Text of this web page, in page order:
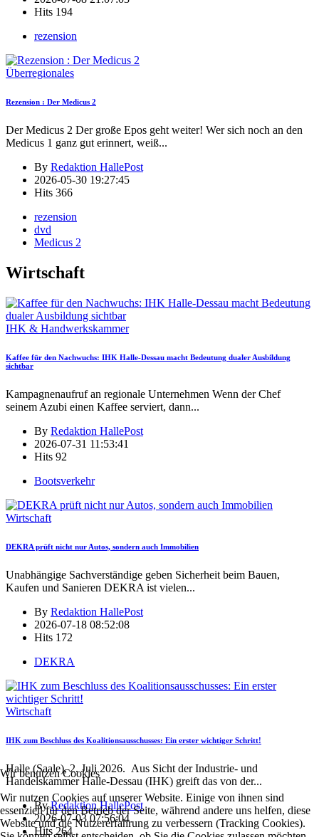
Hits 194
rezension
Überregionales
Rezension : Der Medicus 2
Der Medicus 2 Der große Epos geht weiter! Wer sich noch an den
Medicus 1 ganz gut erinnert, weiß...
By Redaktion HallePost
2026-05-30 19:27:45
Hits 366
rezension
dvd
Medicus 2
Wirtschaft
IHK & Handwerkskammer
Kaffee für den Nachwuchs: IHK Halle-Dessau macht Bedeutung dualer Ausbildung
sichtbar
Kampagnenaufruf an regionale Unternehmen Wenn der Chef
seinem Azubi einen Kaffee serviert, dann...
By Redaktion HallePost
2026-07-31 11:53:41
Hits 92
Bootsverkehr
Wirtschaft
DEKRA prüft nicht nur Autos, sondern auch Immobilien
Unabhängige Sachverständige geben Sicherheit beim Bauen,
Kaufen und Sanieren DEKRA ist vielen...
By Redaktion HallePost
2026-07-18 08:52:08
Hits 172
DEKRA
Wirtschaft
IHK zum Beschluss des Koalitionsausschusses: Ein erster wichtiger Schritt!
Halle (Saale), 2. Juli 2026. Aus Sicht der Industrie- und
Handelskammer Halle-Dessau (IHK) greift das von der...
ByRedaktion HallePost
2026-07-03 07:56:04
Hits264
Wir benutzen Cookies
Wir nutzen Cookies auf unserer Website. Einige von ihnen sind
essenziell für den Betrieb der Seite, während andere uns helfen, diese
Website und die Nutzererfahrung zu verbessern (Tracking Cookies).